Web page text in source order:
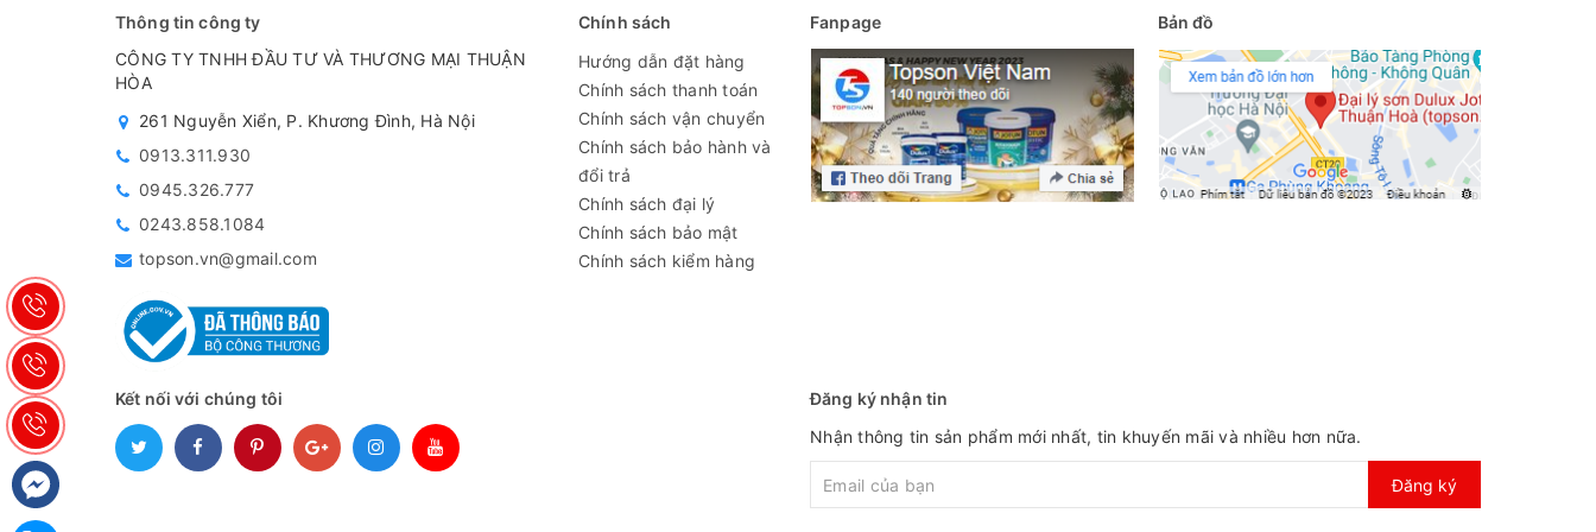
- Hardtop AX Comp B: Được đóng trong thùng chứa 1/4 lít (thùng chứa 1/5 lít).
Thông tin công ty
CÔNG TY TNHH ĐẦU TƯ VÀ THƯƠNG MẠI THUẬN
HÒA
261 Nguyễn Xiển, P. Khương Đình, Hà Nội
0913.311.930
0945.326.777
0243.858.1084
topson.vn@gmail.com
Chính sách
Hướng dẫn đặt hàng
Chính sách thanh toán
Chính sách vận chuyển
Chính sách bảo hành và
đổi trả
Chính sách đại lý
Chính sách bảo mật
Chính sách kiểm hàng
Fanpage Bản đồ
Kết nối với chúng tôi
Đăng ký nhận tin
Nhận thông tin sản phẩm mới nhất, tin khuyến mãi và nhiều hơn nữa.
Đăng ký